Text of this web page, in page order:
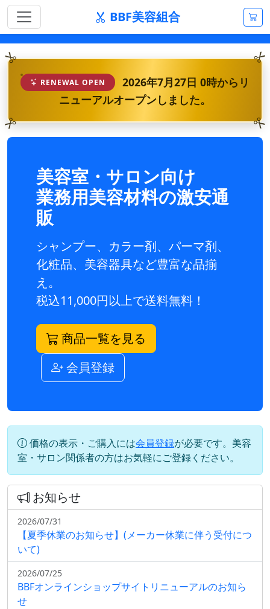
BBF美容組合
RENEWAL OPEN
2026年7月27日 0時からリ
ニューアルオープンしました。
美容室・サロン向け
業務用美容材料の激安通
販
シャンプー、カラー剤、パーマ剤、
化粧品、美容器具など豊富な品揃
え。
税込11,000円以上で送料無料！
商品一覧を見る
会員登録
価格の表示・ご購入には会員登録が必要です。美容
室・サロン関係者の方はお気軽にご登録ください。
お知らせ
2026/07/31
【夏季休業のお知らせ】(メーカー休業に伴う受付につ
いて)
2026/07/25
BBFオンラインショップサイトリニューアルのお知ら
せ